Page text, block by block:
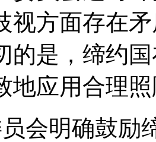
视方面存在
的是，缔约
地应用合理
员会明确鼓励